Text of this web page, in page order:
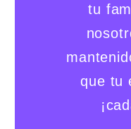
tu
que tu